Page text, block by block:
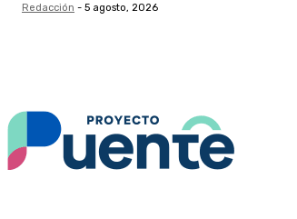
Redacción - 5 agosto, 2026